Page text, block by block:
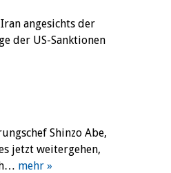
angesichts der
der US-Sanktionen
Shinzo Abe,
jetzt weitergehen,
mehr »